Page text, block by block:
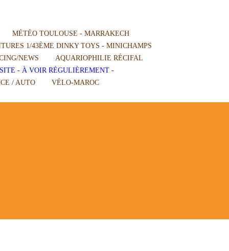
MÉTÉO TOULOUSE - MARRAKECH
1/43ÈME DINKY TOYS - MINICHAMPS
NEWS
AQUARIOPHILIE RÉCIFAL
- À VOIR RÉGULIÈREMENT -
/ AUTO
VÉLO-MAROC